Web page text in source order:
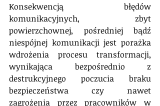
Konsekwencją błędów
komunikacyjnych, zbyt
powierzchownej, pośredniej bądź
niespójnej komunikacji jest porażka
wdrożenia procesu transformacji,
wynikająca bezpośrednio z
destrukcyjnego poczucia braku
bezpieczeństwa czy nawet
zagrożenia przez pracowników w